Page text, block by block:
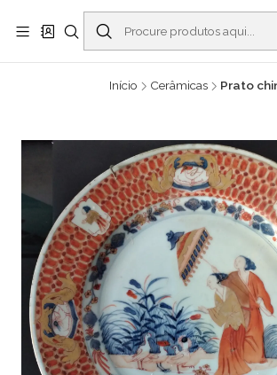
Buscantiguidades - Leilões. Colecionismo e
Castelo -
Ler mais
Início Cerâmicas Prato